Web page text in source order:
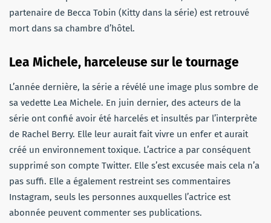
partenaire de Becca Tobin (Kitty dans la série) est retrouvé
mort dans sa chambre d’hôtel.
Lea Michele, harceleuse sur le tournage
L’année dernière, la série a révélé une image plus sombre de
sa vedette Lea Michele. En juin dernier, des acteurs de la
série ont confié avoir été harcelés et insultés par l’interprète
de Rachel Berry. Elle leur aurait fait vivre un enfer et aurait
créé un environnement toxique. L’actrice a par conséquent
supprimé son compte Twitter. Elle s’est excusée mais cela n’a
pas suffi. Elle a également restreint ses commentaires
Instagram, seuls les personnes auxquelles l’actrice est
abonnée peuvent commenter ses publications.